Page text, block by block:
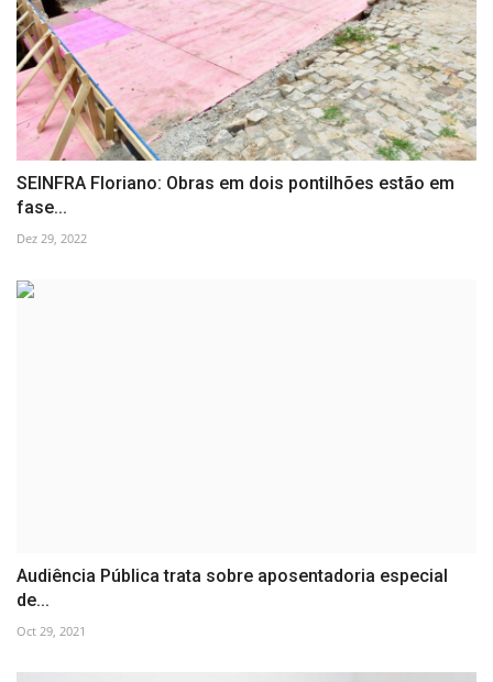
SEINFRA Floriano: Obras em dois pontilhões estão em
fase...
Dez 29, 2022
Audiência Pública trata sobre aposentadoria especial
de...
Oct 29, 2021